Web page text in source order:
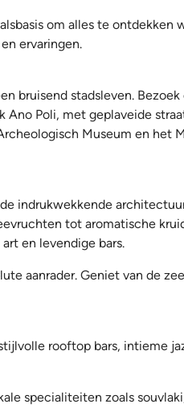
om alles te ontdekken
ervaringen.
bruisend stadsleven.
Poli, met geplaveide
Museum en het
indrukwekkende
tot aromatische
en levendige bars.
aanrader. Geniet van de
rooftop bars, intieme
specialiteiten zoals